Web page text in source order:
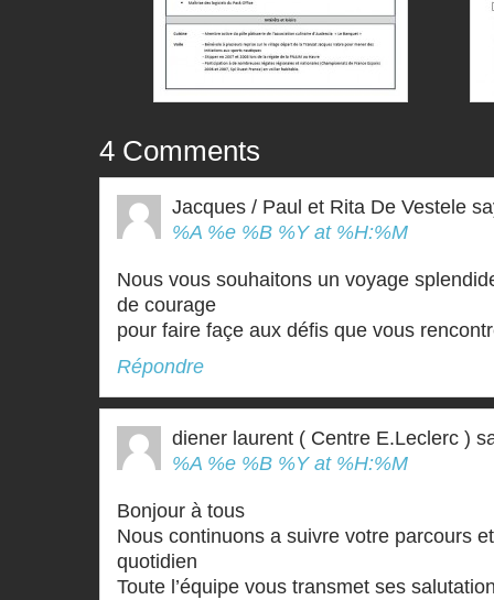
4 Comments
Jacques / Paul et Rita De Vestele
%A %e %B %Y at %H:%M
Nous vous souhaitons un voyage
de courage
pour faire façe aux défis que vous
Répondre
diener laurent ( Centre E.Leclerc )
%A %e %B %Y at %H:%M
Bonjour à tous
Nous continuons a suivre votre parcours
quotidien
Toute l’équipe vous transmet ses